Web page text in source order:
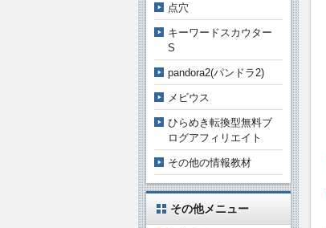
点穴
キーワードスカウター
S
pandora2(パンドラ2)
メビウス
ひらめき転換型無料ブ
ログアフィリエイト
その他の情報教材
その他メニュー